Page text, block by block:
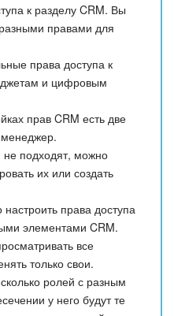
к разделу CRM. Вы
правами для
права доступа к
и цифровым
прав CRM есть две
не подходят, можно
их или создать
права доступа
элементами CRM.
все
только свои.
ролей с разным
у него будут те